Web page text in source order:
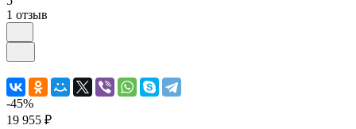
1 отзыв
-45%
19 955 ₽